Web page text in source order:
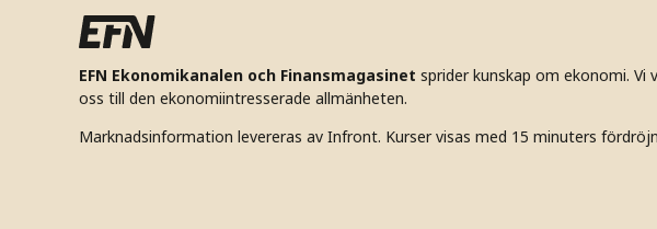
EFN Ekonomikanalen och Finansmagasinet sprider kunskap om ekonomi. Vi
oss till den ekonomiintresserade allmänheten.
Marknadsinformation levereras av Infront. Kurser visas med 15 minuters